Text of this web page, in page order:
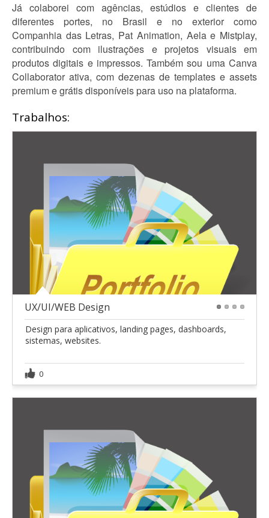
Já colaborei com agências, estúdios e clientes de
diferentes portes, no Brasil e no exterior como
Companhia das Letras, Pat Animation, Aela e Mistplay,
contribuindo com ilustrações e projetos visuais em
produtos digitais e impressos. Também sou uma Canva
Collaborator ativa, com dezenas de templates e assets
premium e grátis disponíveis para uso na plataforma.
Trabalhos:
UX/UI/WEB Design
Design para aplicativos, landing pages, dashboards,
sistemas, websites.
0